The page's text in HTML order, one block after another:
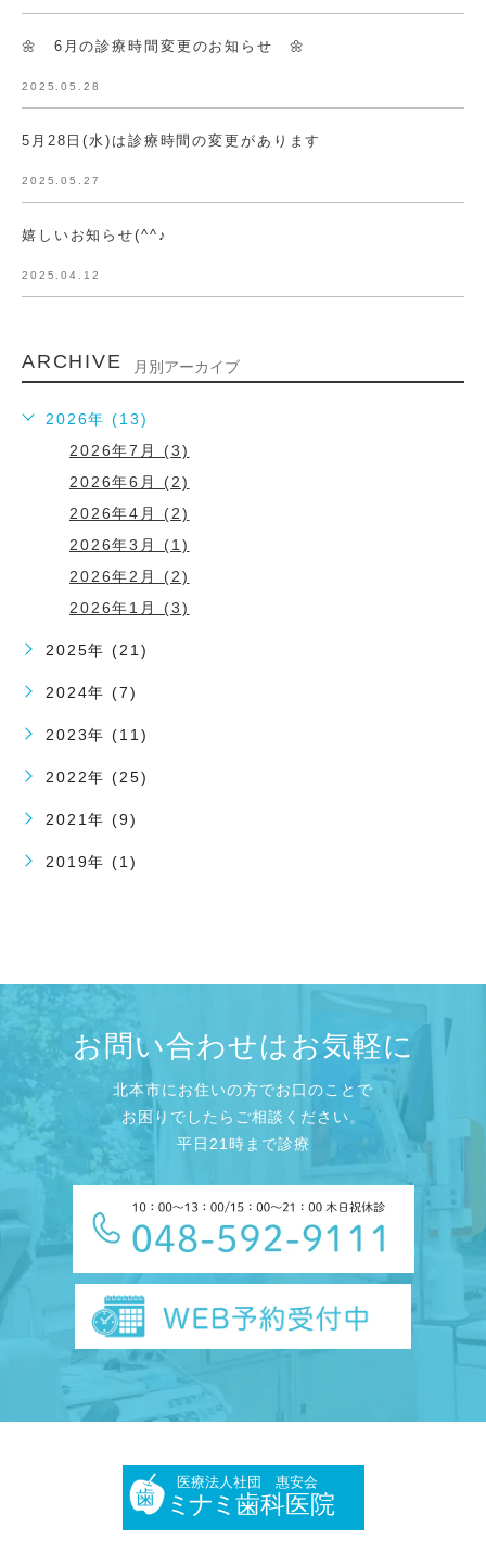
🌼 6月の診療時間変更のお知らせ 🌼
2025.05.28
5月28日(水)は診療時間の変更があります
2025.05.27
嬉しいお知らせ(^^♪
2025.04.12
ARCHIVE 月別アーカイブ
2026年 (13)
2026年7月 (3)
2026年6月 (2)
2026年4月 (2)
2026年3月 (1)
2026年2月 (2)
2026年1月 (3)
2025年 (21)
2024年 (7)
2023年 (11)
2022年 (25)
2021年 (9)
2019年 (1)
お問い合わせはお気軽に
北本市にお住いの方でお口のことで
お困りでしたらご相談ください。
平日21時まで診療